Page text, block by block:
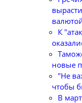
К
новые
"Не
чтобы
В